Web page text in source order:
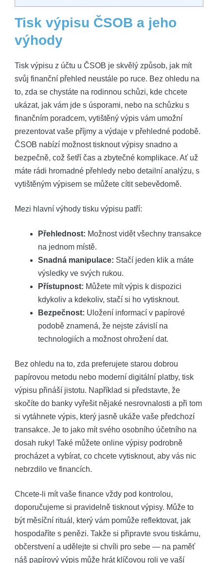
Tisk výpisu ČSOB⁤ a jeho
výhody
Tisk výpisu z účtu​ u ČSOB je skvělý způsob, jak mít
svůj finanční přehled neustále ⁣po ruce. ⁢Bez⁣ ohledu⁤ na
to, zda ⁤se chystáte na⁣ rodinnou schůzi, kde chcete‌
ukázat, jak vám ⁢jde s úsporami, nebo na schůzku ​s
finančním poradcem, ‍vytištěný výpis​ vám umožní
prezentovat vaše příjmy a výdaje ‌v ‌přehledné⁣ podobě.
‍ČSOB ⁤nabízí možnost tisknout výpisy snadno a
‍bezpečně, což šetří čas a zbytečné komplikace. Ať už⁣
máte rádi hromadné přehledy ⁣nebo detailní analýzu, s
‍vytištěným výpisem se můžete cítit sebevědomě.
Mezi hlavní výhody tisku výpisu ⁤patří:
Přehlednost: Možnost vidět ‌všechny transakce
na jednom místě.
Snadná manipulace: Stačí jeden ‍klik a máte
výsledky ve svých⁤ rukou.
Přístupnost: Můžete mít výpis k⁤ dispozici
kdykoliv a kdekoliv, stačí si ho vytisknout.
Bezpečnost: Uložení informací‍ v papírové
podobě⁢ znamená, že ⁣nejste závislí na
technologiích a možnost⁢ ohrožení‌ dat.
Bez ohledu na to, zda preferujete‌ starou dobrou⁣
papírovou⁤ metodu nebo moderní digitální platby, tisk
výpisu přináší jistotu. Například ‌si ⁣představte, že
skočíte ‌do ‍banky vyřešit nějaké nesrovnalosti a při​ tom‌
si vytáhnete výpis, ‍který jasně ukáže vaše předchozí
transakce. Je to jako mít svého osobního účetního na ​
dosah ruky!‌ Také​ můžete online výpisy⁣ podrobně
procházet a vybírat, co chcete⁣ vytisknout, aby vás nic
nebrzdilo ve⁢ financích.
Chcete-li mít vaše finance vždy pod kontrolou,
doporučujeme si pravidelně tisknout ‍výpisy. Může‌ to
být měsíční‍ rituál, ‍který vám⁤ pomůže reflektovat, jak
‍hospodaříte s penězi.⁢ Takže si připravte svou​ tiskárnu,⁢
občerstvení⁢ a udělejte si chvíli pro sebe —⁤ na ​paměť
náš papírový výpis může ‌hrát⁤ klíčovou ‌roli ve ​vaší